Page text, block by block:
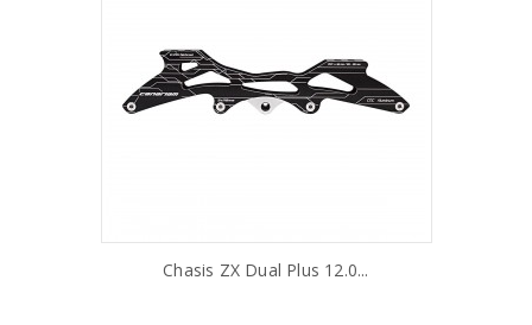
AÑADIR AL CARRITO
Chasis ZX Dual Plus 12.0...